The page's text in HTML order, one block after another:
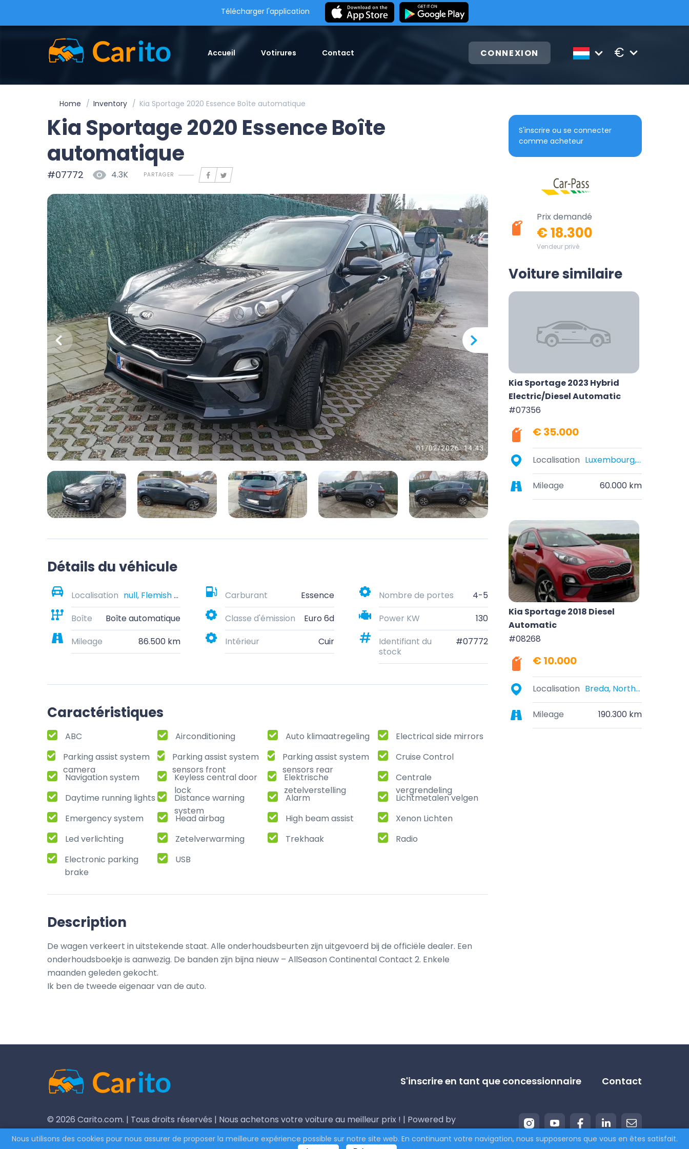
Télécharger l'application
Accueil Votirures Contact CONNEXION €
Home Inventory Kia Sportage 2020 Essence Boîte automatique
Kia Sportage 2020 Essence Boîte
automatique
#07772 4.3K PARTAGER
Détails du véhicule
Localisation null, Flemish Brabant, Belgium Carburant Essence Nombre de portes
4-5
Boîte
Boîte automatique Classe d'émission Euro 6d Power KW
130
Mileage
86.500 km Intérieur Cuir
Identifiant du
stock
#07772
Caractéristiques
ABC Airconditioning Auto klimaatregeling
Electrical side mirrors
Parking assist system
camera
Parking assist system
sensors front
Parking assist system
sensors rear
Cruise Control
Navigation system
Keyless central door
lock
Elektrische
zetelverstelling
Centrale
vergrendeling
Daytime running lights
Distance warning
system
Alarm
Lichtmetalen velgen
Emergency system
Head airbag High beam assist
Xenon Lichten
Led verlichting
Zetelverwarming Trekhaak
Radio
Electronic parking
brake
USB
Description
De wagen verkeert in uitstekende staat. Alle onderhoudsbeurten zijn uitgevoerd bij de officiële dealer. Een
onderhoudsboekje is aanwezig. De banden zijn bijna nieuw – AllSeason Continental Contact 2. Enkele
maanden geleden gekocht.
Ik ben de tweede eigenaar van de auto.
S'inscrire ou se connecter
comme acheteur
Prix demandé
€ 18.300
Vendeur privé
Voiture similaire
Kia Sportage 2023 Hybrid
Electric/Diesel Automatic
#07356
€ 35.000
Localisation Luxembourg, Belgique
Mileage 60.000 km
Kia Sportage 2018 Diesel
Automatic
#08268
€ 10.000
Localisation Breda, North Brabant, Netherlands
Mileage 190.300 km
S'inscrire en tant que concessionnaire Contact
© 2026 Carito.com. | Tous droits réservés | Nous achetons votre voiture au meilleur prix ! | Powered by
CodiCo.io
Nous utilisons des cookies pour nous assurer de proposer la meilleure expérience possible sur notre site web. En continuant votre navigation, nous supposerons que vous en êtes satisfait.